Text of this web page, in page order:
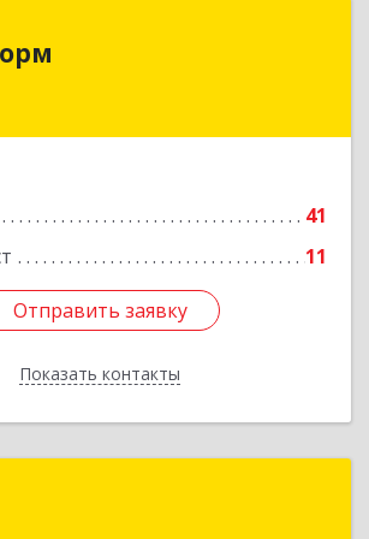
41
11
Отправить заявку
Показать контакты
обл, Старый Оскол г,
Отправить заявку
Назад